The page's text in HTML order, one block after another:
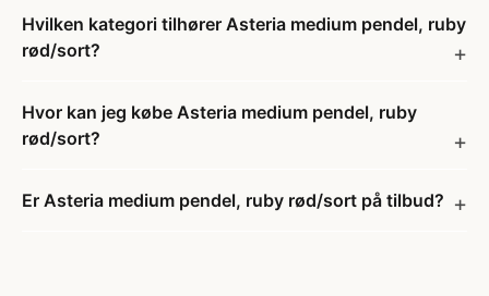
Hvilken kategori tilhører Asteria medium pendel, ruby
rød/sort?
Hvor kan jeg købe Asteria medium pendel, ruby
rød/sort?
Er Asteria medium pendel, ruby rød/sort på tilbud?